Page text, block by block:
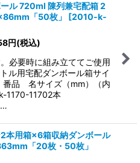
ル 720ml 陳列兼宅配箱 2
「50枚」
[2010-k-
円(税込)
必要時に組み立ててご使用
ル用宅配ダンボール箱サイ
品 名サイズ（mm）（内
11702本
本用箱×6箱収納ダンボール
「20枚・50枚」